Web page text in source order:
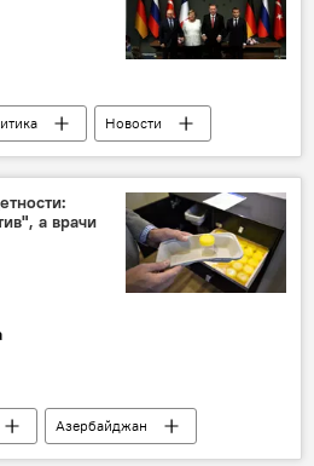
Новости
а врачи
Азербайджан